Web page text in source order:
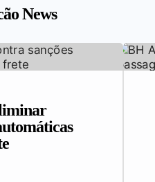
News